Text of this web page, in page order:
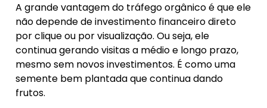
A grande vantagem do tráfego orgânico é que ele
não depende de investimento financeiro direto
por clique ou por visualização. Ou seja, ele
continua gerando visitas a médio e longo prazo,
mesmo sem novos investimentos. É como uma
semente bem plantada que continua dando
frutos.